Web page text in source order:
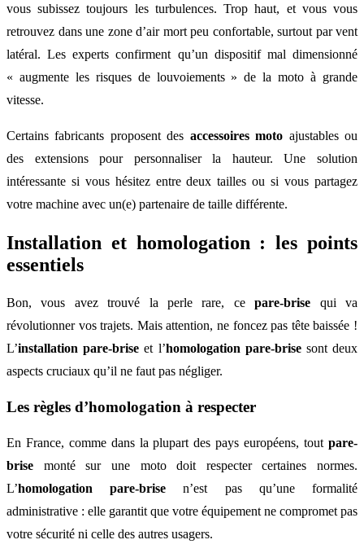
vous subissez toujours les turbulences. Trop haut, et vous vous
retrouvez dans une zone d’air mort peu confortable, surtout par vent
latéral. Les experts confirment qu’un dispositif mal dimensionné
« augmente les risques de louvoiements » de la moto à grande
vitesse.
Certains fabricants proposent des accessoires moto ajustables ou
des extensions pour personnaliser la hauteur. Une solution
intéressante si vous hésitez entre deux tailles ou si vous partagez
votre machine avec un(e) partenaire de taille différente.
Installation et homologation : les points
essentiels
Bon, vous avez trouvé la perle rare, cepare-brise qui va
révolutionner vos trajets. Mais attention, ne foncez pas tête baissée !
L’installation pare-brise et l’homologation pare-brisesont deux
aspects cruciaux qu’il ne faut pas négliger.
Les règles d’homologation à respecter
En France, comme dans la plupart des pays européens, tout pare-
brise monté sur une moto doit respecter certaines normes.
L’homologation pare-brise n’est pas qu’une formalité
administrative : elle garantit que votre équipement ne compromet pas
votre sécurité ni celle des autres usagers.